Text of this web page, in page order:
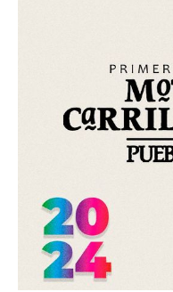
Finanzas
Nacionales
Multimedia
Espectáculos